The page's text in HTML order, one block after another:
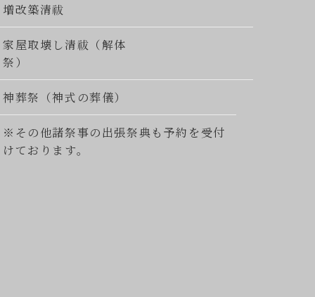
増改築清祓
家屋取壊し清祓（解体
祭）
神葬祭（神式の葬儀）
※その他諸祭事の出張祭典も予約を受付
けております。